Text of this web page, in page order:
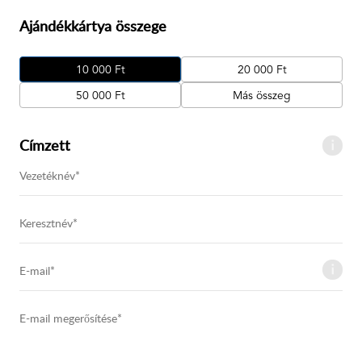
Ajándékkártya összege
10 000 Ft 20 000 Ft
50 000 Ft Más összeg
Címzett